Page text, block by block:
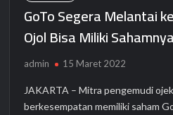
GoTo Segera Melantai
Ojol Bisa Miliki Sahamnya
admin 15 Maret 2022
JAKARTA – Mitra pengemudi
berkesempatan memiliki saham